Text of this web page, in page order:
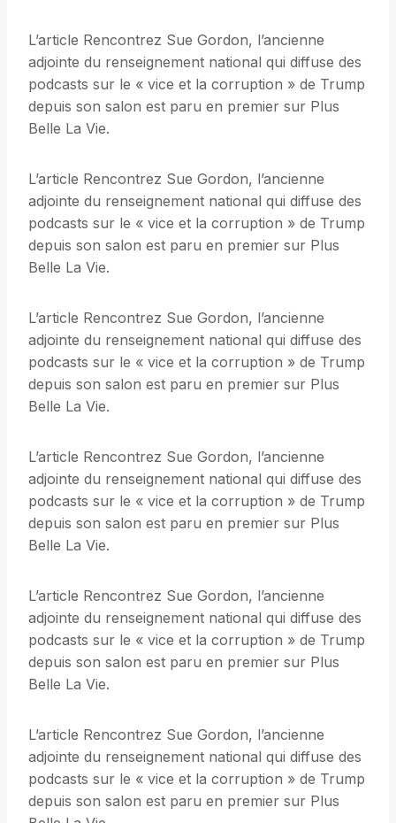
L’article Rencontrez Sue Gordon, l’ancienne
adjointe du renseignement national qui diffuse des
podcasts sur le « vice et la corruption » de Trump
depuis son salon est paru en premier sur Plus
Belle La Vie.
L’article Rencontrez Sue Gordon, l’ancienne
adjointe du renseignement national qui diffuse des
podcasts sur le « vice et la corruption » de Trump
depuis son salon est paru en premier sur Plus
Belle La Vie.
L’article Rencontrez Sue Gordon, l’ancienne
adjointe du renseignement national qui diffuse des
podcasts sur le « vice et la corruption » de Trump
depuis son salon est paru en premier sur Plus
Belle La Vie.
L’article Rencontrez Sue Gordon, l’ancienne
adjointe du renseignement national qui diffuse des
podcasts sur le « vice et la corruption » de Trump
depuis son salon est paru en premier sur Plus
Belle La Vie.
L’article Rencontrez Sue Gordon, l’ancienne
adjointe du renseignement national qui diffuse des
podcasts sur le « vice et la corruption » de Trump
depuis son salon est paru en premier sur Plus
Belle La Vie.
L’article Rencontrez Sue Gordon, l’ancienne
adjointe du renseignement national qui diffuse des
podcasts sur le « vice et la corruption » de Trump
depuis son salon est paru en premier sur Plus